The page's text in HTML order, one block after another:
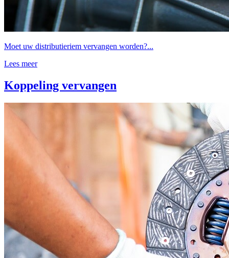
Moet uw distributieriem vervangen worden?...
Lees meer
Koppeling vervangen